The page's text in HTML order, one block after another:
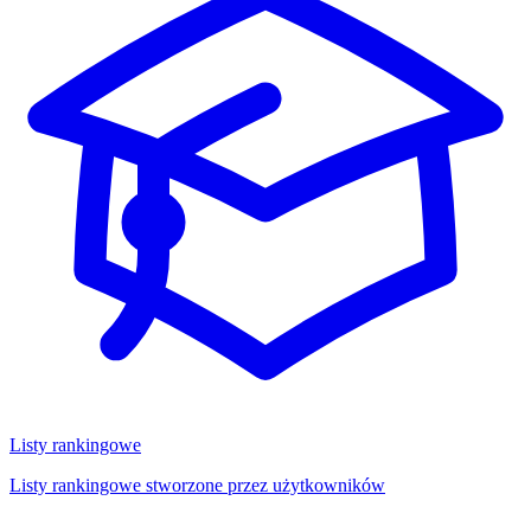
Listy rankingowe
Listy rankingowe stworzone przez użytkowników